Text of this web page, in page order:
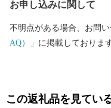
園が整備され特徴的な公
用した、こだわりのフェ
シェ（マーケット日和）
非、記念品をチェックして遊びに
お申し込みに関して
不明点がある場合、お問
AQ）」 に掲載しておりま
この返礼品を見てい